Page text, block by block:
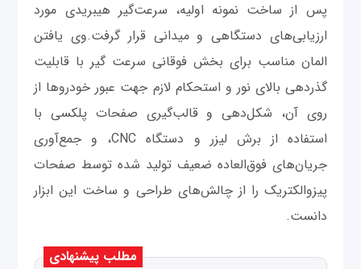
پس از ساخت نمونه اولیه، سرعت‌گیر هیبریدی مورد
ارزیابی‌های دستگاهی و میدانی قرار گرفت.وی یافتن
المان مناسب برای بخش فوقانی سرعت گیر با قابلیت
گذردهی بالای نور و استحکام لازم جهت عبور خودروها از
روی آن، شکل‌دهی و قالب‌گیری صفحات پلکسی با
استفاده از برش لیزر و دستگاه CNC، و جمع‌آوری
جریان‌های فوق‌العاده ضعیف تولید شده توسط صفحات
پیزوالکتریک را از چالش‌های طراحی و ساخت این ابزار
دانست.
مطلب پیشنهادی